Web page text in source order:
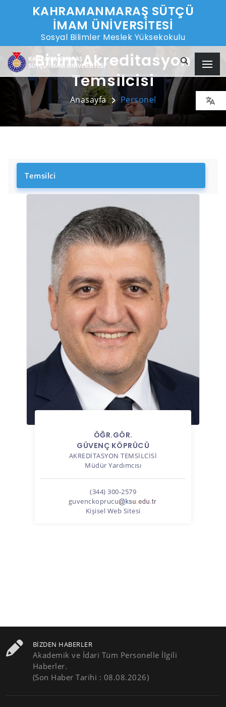
KAHRAMANMARAŞ SÜTÇÜ
İMAM ÜNİVERSİTESİ
Sosyal Bilimler Meslek Yüksekokulu
Birim Akreditasyon
Temsilcisi
Anasayfa Personel
Temsilci
ÖĞR.GÖR.
GÜVENÇ KÖPRÜCÜ
AKREDITASYON TEMSILCISI
Müdür Yardımcısı
(344) 300-2579
guvenckoprucu
Kişisel Web Sitesi
BIZDEN HABERLER
Akademik ve İdari Tüm Personelle İlgili
Haberler.
(Son Haber Tarihi : 08.08.2026)